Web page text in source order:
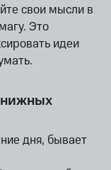
свои мысли в
Это
идеи
дня, бывает